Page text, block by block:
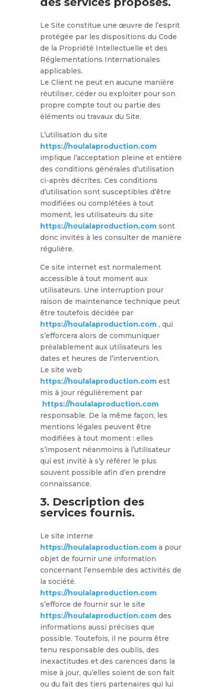
Le Site constitue une œuvre de l’esprit
protégée par les dispositions du Code
de la Propriété Intellectuelle et des
Réglementations Internationales
applicables.
Le Client ne peut en aucune manière
réutiliser, céder ou exploiter pour son
propre compte tout ou partie des
éléments ou travaux du Site.
L’utilisation du site
https://houlalaproduction.com
implique l’acceptation pleine et entière
des conditions générales d’utilisation
ci-après décrites. Ces conditions
d’utilisation sont susceptibles d’être
modifiées ou complétées à tout
moment, les utilisateurs du site
https://houlalaproduction.com sont
donc invités à les consulter de manière
régulière.
Ce site internet est normalement
accessible à tout moment aux
utilisateurs. Une interruption pour
raison de maintenance technique peut
être toutefois décidée par
https://houlalaproduction.com , qui
s’efforcera alors de communiquer
préalablement aux utilisateurs les
dates et heures de l’intervention.
Le site web
https://houlalaproduction.com est
mis à jour régulièrement par
https://houlalaproduction.com
responsable. De la même façon, les
mentions légales peuvent être
modifiées à tout moment : elles
s’imposent néanmoins à l’utilisateur
qui est invité à s’y référer le plus
souvent possible afin d’en prendre
connaissance.
3. Description des
services fournis.
Le site interne
https://houlalaproduction.com a pour
objet de fournir une information
concernant l’ensemble des activités de
la société.
https://houlalaproduction.com
s’efforce de fournir sur le site
https://houlalaproduction.com des
informations aussi précises que
possible. Toutefois, il ne pourra être
tenu responsable des oublis, des
inexactitudes et des carences dans la
mise à jour, qu’elles soient de son fait
ou du fait des tiers partenaires qui lui